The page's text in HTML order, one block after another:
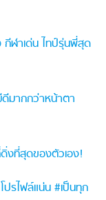
กีฬาเด่น ไทป์รุ่นพี่สุด
มากกว่าหน้าตา
งที่สุดของตัวเอง!
รไฟล์แน่น #เป็นทุก